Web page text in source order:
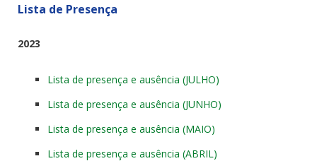
Lista de Presença
2023
Lista de presença e ausência (JULHO)
Lista de presença e ausência (JUNHO)
Lista de presença e ausência (MAIO)
Lista de presença e ausência (ABRIL)